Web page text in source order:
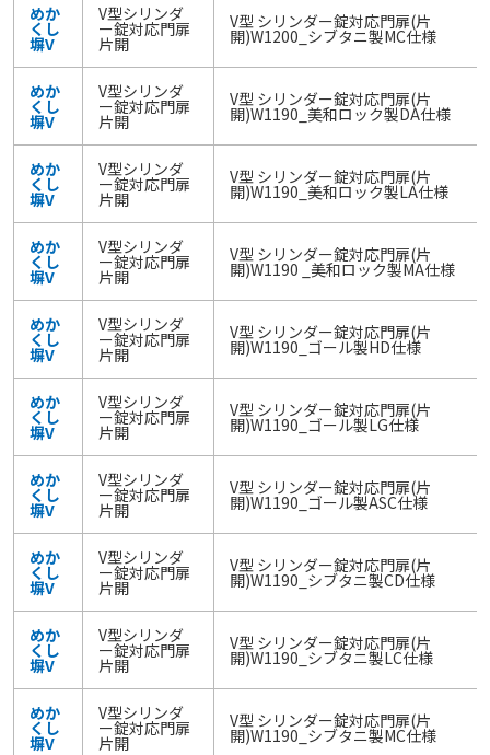
めか
くし
塀V
V型シリンダ
ー錠対応門扉
片開
V型 シリンダー錠対応門扉(片
開)W1200_シブタニ製MC仕様
めか
くし
塀V
V型シリンダ
ー錠対応門扉
片開
V型 シリンダー錠対応門扉(片
開)W1190_美和ロック製DA仕様
めか
くし
塀V
V型シリンダ
ー錠対応門扉
片開
V型 シリンダー錠対応門扉(片
開)W1190_美和ロック製LA仕様
めか
くし
塀V
V型シリンダ
ー錠対応門扉
片開
V型 シリンダー錠対応門扉(片
開)W1190 _美和ロック製MA仕様
めか
くし
塀V
V型シリンダ
ー錠対応門扉
片開
V型 シリンダー錠対応門扉(片
開)W1190_ゴール製HD仕様
めか
くし
塀V
V型シリンダ
ー錠対応門扉
片開
V型 シリンダー錠対応門扉(片
開)W1190_ゴール製LG仕様
めか
くし
塀V
V型シリンダ
ー錠対応門扉
片開
V型 シリンダー錠対応門扉(片
開)W1190_ゴール製ASC仕様
めか
くし
塀V
V型シリンダ
ー錠対応門扉
片開
V型 シリンダー錠対応門扉(片
開)W1190_シブタニ製CD仕様
めか
くし
塀V
V型シリンダ
ー錠対応門扉
片開
V型 シリンダー錠対応門扉(片
開)W1190_シブタニ製LC仕様
めか
くし
塀V
V型シリンダ
ー錠対応門扉
片開
V型 シリンダー錠対応門扉(片
開)W1190_シブタニ製MC仕様